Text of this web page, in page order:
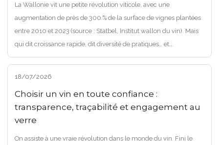
La Wallonie vit une petite révolution viticole, avec une
augmentation de près de 300 % de la surface de vignes plantées
entre 2010 et 2023 (source : Statbel, Institut wallon du vin). Mais
qui dit croissance rapide, dit diversité de pratiques… et...
18/07/2026
Choisir un vin en toute confiance :
transparence, traçabilité et engagement au
verre
On assiste à une vraie révolution dans le monde du vin. Fini le